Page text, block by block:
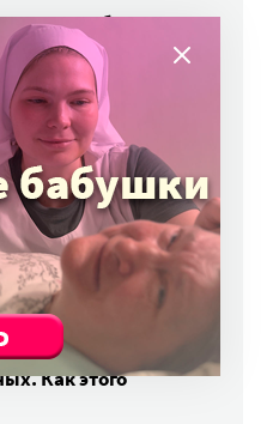
взять ребенка
предлагают искать
просят пройти
включили
важных препаратов
закон
Как этого